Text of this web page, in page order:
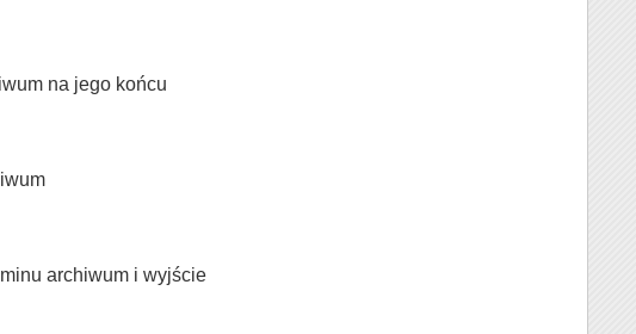
na jego końcu
archiwum i wyjście